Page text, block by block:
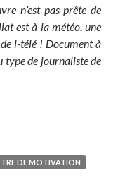
n’est pas prête de
est à la météo, une
i-télé ! Document à
type de journaliste de
DE MOTIVATION